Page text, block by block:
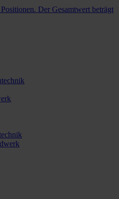
Der Gesamtwert beträgt